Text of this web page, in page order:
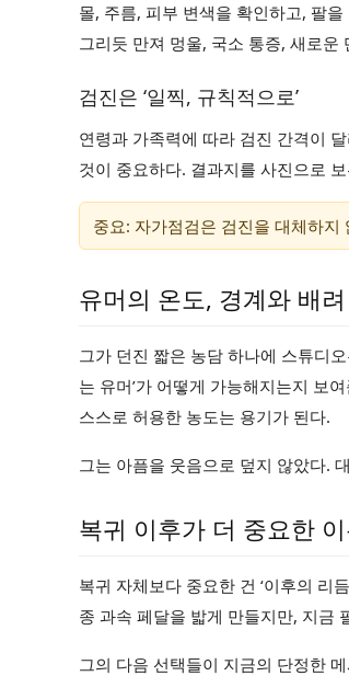
몰, 주름, 피부 변색을 확인하고, 팔
그리듯 만져 멍울, 국소 통증, 새로
검진은 ‘일찍, 규칙적으로’
연령과 가족력에 따라 검진 간격이
것이 중요하다. 결과지를 사진으로
중요: 자가점검은 검진을 대체하
유머의 온도, 경계와 배려
그가 던진 짧은 농담 하나에 스튜디
는 유머’가 어떻게 가능해지는지 보
스스로 허용한 농도는 용기가 된다.
그는 아픔을 웃음으로 덮지 않았다.
복귀 이후가 더 중요한
복귀 자체보다 중요한 건 ‘이후의 리
종 과속 페달을 밟게 만들지만, 지금
그의 다음 선택들이 지금의 단정한